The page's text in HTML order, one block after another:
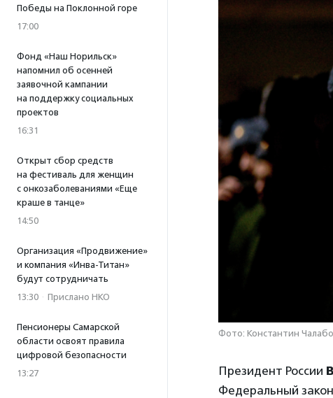
Победы на Поклонной горе
17:00
Фонд «Наш Норильск»
напомнил об осенней
заявочной кампании
на поддержку социальных
проектов
16:31
Открыт сбор средств
на фестиваль для женщин
с онкозаболеваниями «Еще
краше в танце»
14:50
Организация «Продвижение»
и компания «Инва-Титан»
будут сотрудничать
13:30 · Прислано НКО
Пенсионеры Самарской
области освоят правила
цифровой безопасности
13:27
Фото: Константин
Президент России
Федеральный